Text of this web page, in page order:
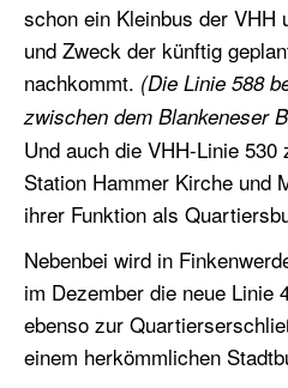
schon ein Kleinbus der VHH
und Zweck der künftig
nachkommt. (Die Linie 588
zwischen dem Blankeneser
Und auch die VHH-Linie
Station Hammer Kirche und
ihrer Funktion als
Nebenbei wird in
im Dezember die neue Linie
ebenso zur
einem herkömmlichen